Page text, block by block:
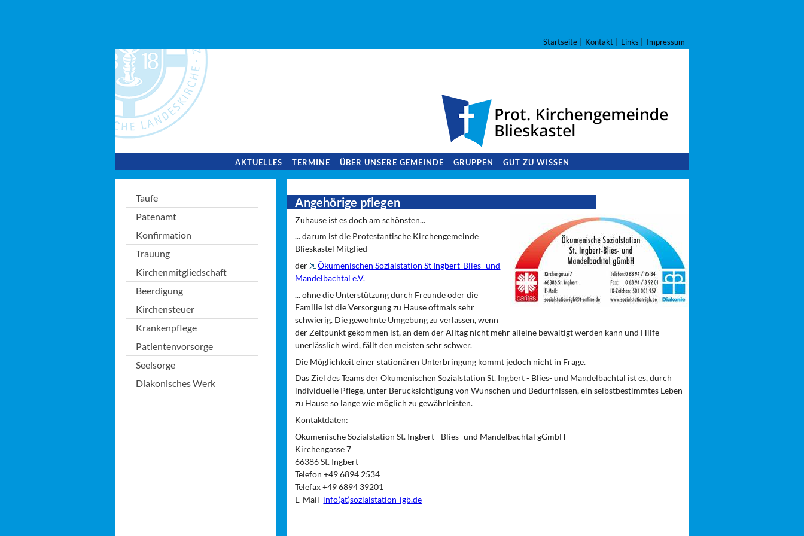
Startseite Kontakt Links Impressum
AKTUELLES TERMINE ÜBER UNSERE GEMEINDE GRUPPEN GUT ZU WISSEN
Angehörige pflegen
Zuhause ist es doch am schönsten...
... darum ist die Protestantische Kirchengemeinde
Blieskastel Mitglied
der
Ökumenischen Sozialstation St Ingbert-Blies- und
Mandelbachtal e.V.
... ohne die Unterstützung durch Freunde oder die
Familie ist die Versorgung zu Hause oftmals sehr
schwierig. Die gewohnte Umgebung zu verlassen, wenn
der Zeitpunkt gekommen ist, an dem der Alltag nicht mehr alleine bewältigt werden kann und Hilfe
unerlässlich wird, fällt den meisten sehr schwer.
Die Möglichkeit einer stationären Unterbringung kommt jedoch nicht in Frage.
Das Ziel des Teams der Ökumenischen Sozialstation St. Ingbert - Blies- und Mandelbachtal ist es, durch
individuelle Pflege, unter Berücksichtigung von Wünschen und Bedürfnissen, ein selbstbestimmtes Leben
zu Hause so lange wie möglich zu gewährleisten.
Kontaktdaten:
Ökumenische Sozialstation St. Ingbert - Blies- und Mandelbachtal gGmbH
Kirchengasse 7
66386 St. Ingbert
Telefon +49 6894 2534
Telefax +49 6894 39201
E-Mail info(at)sozialstation-igb.de
Taufe
Patenamt
Konfirmation
Trauung
Kirchenmitgliedschaft
Beerdigung
Kirchensteuer
Krankenpflege
Patientenvorsorge
Seelsorge
Diakonisches Werk